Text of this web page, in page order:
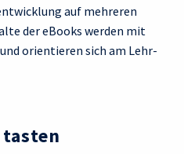
auf mehreren
der eBooks werden mit
orientieren sich am Lehr-